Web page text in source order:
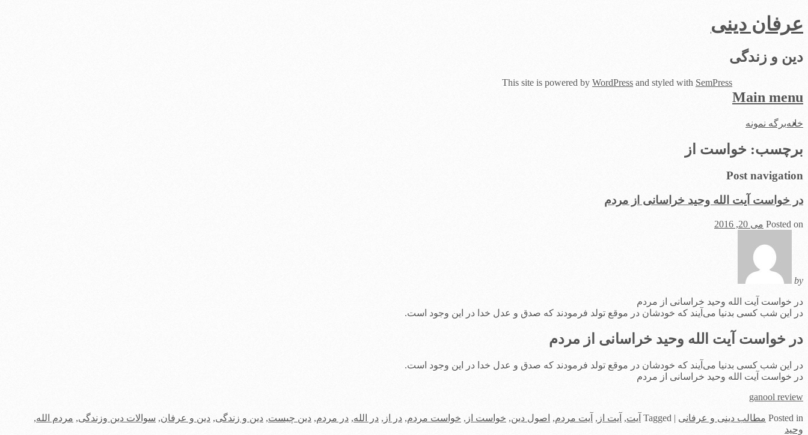
عرفان دینی
دین و زندگی
Main menu
Skip
خانهبرگه نمونه
برچسب: خواست از
Post navigation
در خواست آیت الله وحید خراسانی از مردم
Posted on می 20, 2016
by
در خواست آیت الله وحید خراسانی از مردم
در این شب کسی بدنیا می‌آیند که خودشان در موقع تولد فرمودند که صدق و عدل خدا در این وجود است.
در خواست آیت الله وحید خراسانی از مردم
در این شب کسی بدنیا می‌آیند که خودشان در موقع تولد فرمودند که صدق و عدل خدا در این وجود است.
در خواست آیت الله وحید خراسانی از مردم
ganool review
Posted in مطالب دینی و عرفانی |
Tagged آیت, آیت از , آیت مردم, اصول دین, خواست از , خواست مردم, در از , در الله, در مردم, دین چیست, دین و زندگی, دین و عرفان, سوالات دین وزندگی, مردم الله,
وحید
This site is powered by WordPress and styled with SemPress